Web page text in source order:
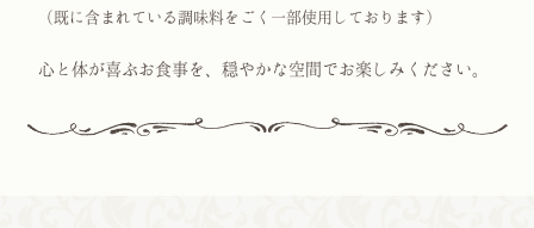
（既に含まれている調味料をごく一部使用しております）
心と体が喜ぶお食事を、穏やかな空間でお楽しみください。